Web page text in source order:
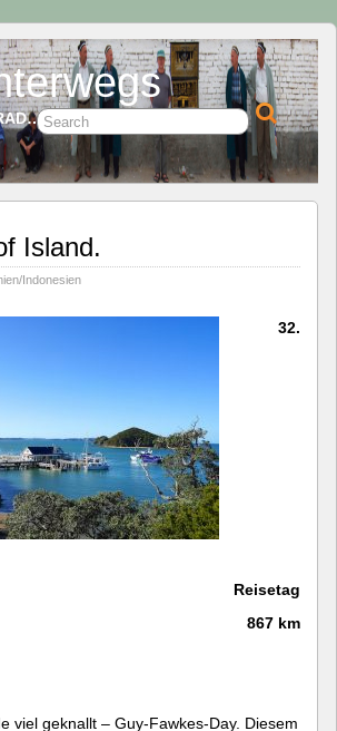
Island.
Indonesien
32.
Reisetag
867 km
viel geknallt – Guy-Fawkes-Day. Diesem